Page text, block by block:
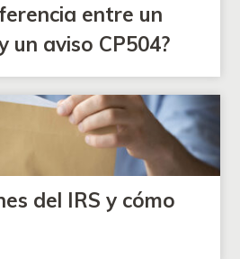
entre un
un aviso CP504?
del IRS y cómo